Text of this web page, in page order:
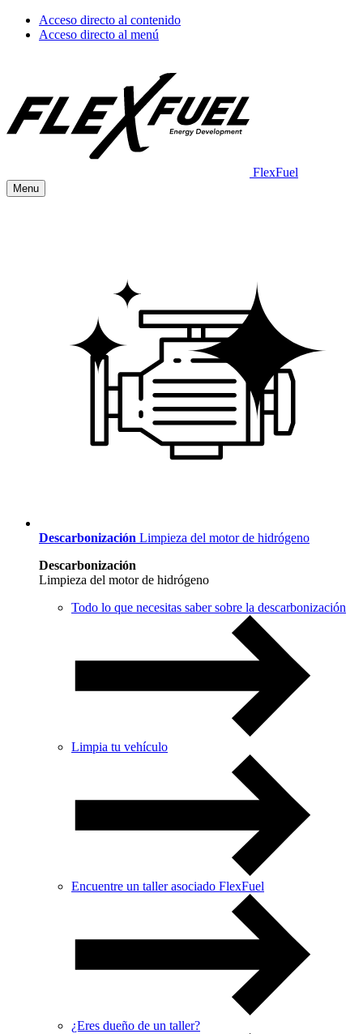
Acceso directo al contenido
Acceso directo al menú
FlexFuel
Menu
Descarbonización Limpieza del motor de hidrógeno
Descarbonización
Limpieza del motor de hidrógeno
Todo lo que necesitas saber sobre la descarbonización
Limpia tu vehículo
Encuentre un taller asociado FlexFuel
¿Eres dueño de un taller?